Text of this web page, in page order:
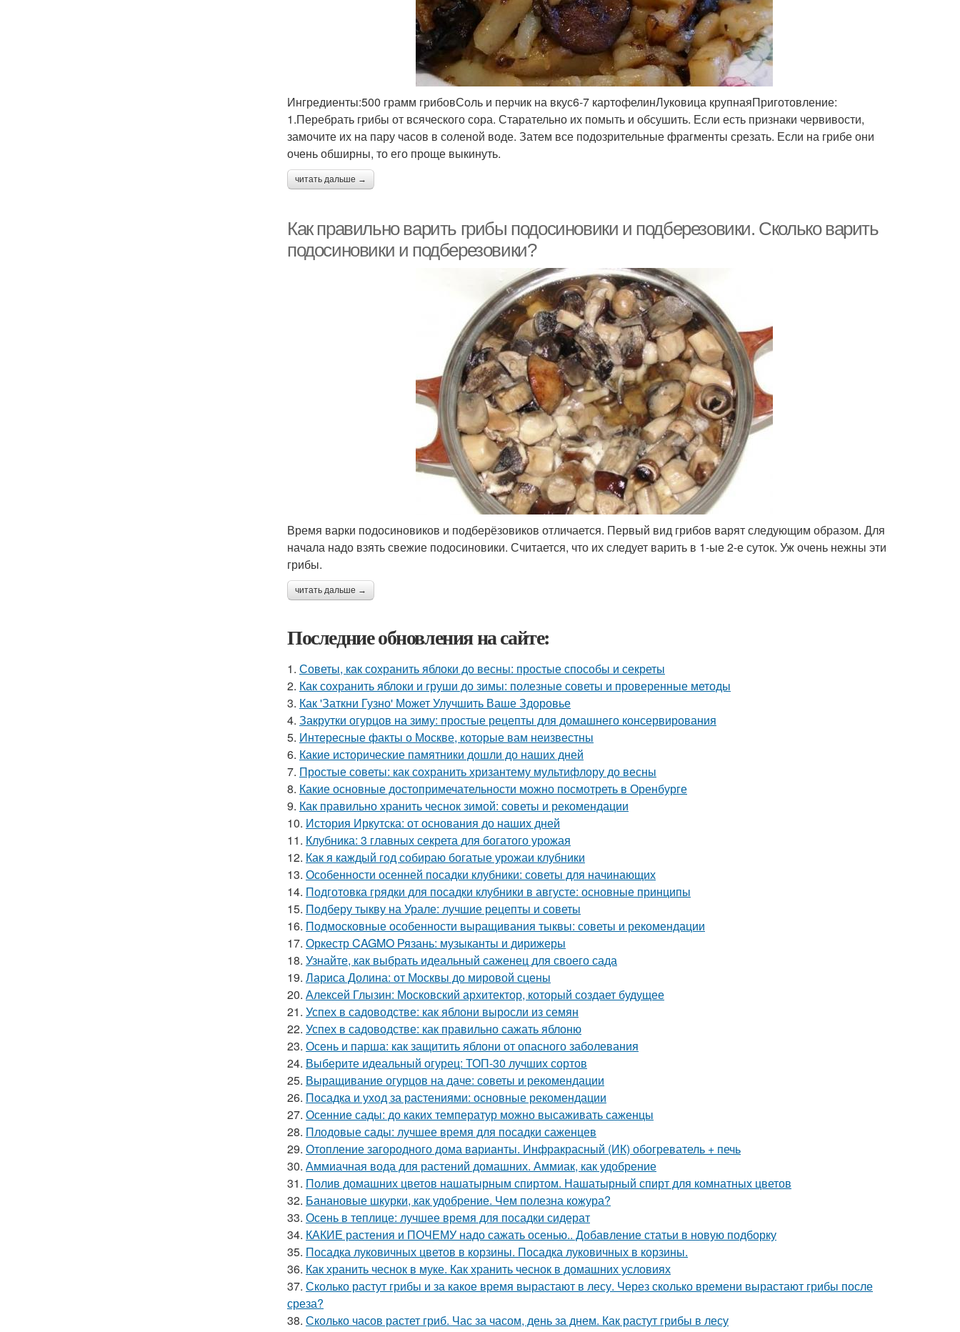
Ингредиенты:500 грамм грибовСоль и перчик на вкус6-7 картофелинЛуковица крупнаяПриготовление:
1.Перебрать грибы от всяческого сора. Старательно их помыть и обсушить. Если есть признаки червивости,
замочите их на пару часов в соленой воде. Затем все подозрительные фрагменты срезать. Если на грибе они
очень обширны, то его проще выкинуть.
читать дальше →
Как правильно варить грибы подосиновики и подберезовики. Сколько варить
подосиновики и подберезовики?
Время варки подосиновиков и подберёзовиков отличается. Первый вид грибов варят следующим образом. Для
начала надо взять свежие подосиновики. Считается, что их следует варить в 1-ые 2-е суток. Уж очень нежны эти
грибы.
читать дальше →
Последние обновления на сайте:
1. Советы, как сохранить яблоки до весны: простые способы и секреты
2. Как сохранить яблоки и груши до зимы: полезные советы и проверенные методы
3. Как 'Заткни Гузно' Может Улучшить Ваше Здоровье
4. Закрутки огурцов на зиму: простые рецепты для домашнего консервирования
5. Интересные факты о Москве, которые вам неизвестны
6. Какие исторические памятники дошли до наших дней
7. Простые советы: как сохранить хризантему мультифлору до весны
8. Какие основные достопримечательности можно посмотреть в Оренбурге
9. Как правильно хранить чеснок зимой: советы и рекомендации
10. История Иркутска: от основания до наших дней
11. Клубника: 3 главных секрета для богатого урожая
12. Как я каждый год собираю богатые урожаи клубники
13. Особенности осенней посадки клубники: советы для начинающих
14. Подготовка грядки для посадки клубники в августе: основные принципы
15. Подберу тыкву на Урале: лучшие рецепты и советы
16. Подмосковные особенности выращивания тыквы: советы и рекомендации
17. Оркестр CAGMO Рязань: музыканты и дирижеры
18. Узнайте, как выбрать идеальный саженец для своего сада
19. Лариса Долина: от Москвы до мировой сцены
20. Алексей Глызин: Московский архитектор, который создает будущее
21. Успех в садоводстве: как яблони выросли из семян
22. Успех в садоводстве: как правильно сажать яблоню
23. Осень и парша: как защитить яблони от опасного заболевания
24. Выберите идеальный огурец: ТОП-30 лучших сортов
25. Выращивание огурцов на даче: советы и рекомендации
26. Посадка и уход за растениями: основные рекомендации
27. Осенние сады: до каких температур можно высаживать саженцы
28. Плодовые сады: лучшее время для посадки саженцев
29. Отопление загородного дома варианты. Инфракрасный (ИК) обогреватель + печь
30. Аммиачная вода для растений домашних. Аммиак, как удобрение
31. Полив домашних цветов нашатырным спиртом. Нашатырный спирт для комнатных цветов
32. Банановые шкурки, как удобрение. Чем полезна кожура?
33. Осень в теплице: лучшее время для посадки сидерат
34. КАКИЕ растения и ПОЧЕМУ надо сажать осенью.. Добавление статьи в новую подборку
35. Посадка луковичных цветов в корзины. Посадка луковичных в корзины.
36. Как хранить чеснок в муке. Как хранить чеснок в домашних условиях
37. Сколько растут грибы и за какое время вырастают в лесу. Через сколько времени вырастают грибы после
среза?
38. Сколько часов растет гриб. Час за часом, день за днем. Как растут грибы в лесу